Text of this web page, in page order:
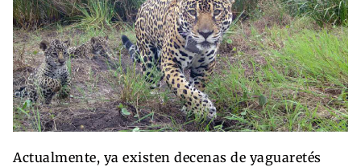
Actualmente, ya existen decenas de yaguaretés